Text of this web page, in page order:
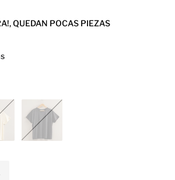
QUEDAN POCAS PIEZAS